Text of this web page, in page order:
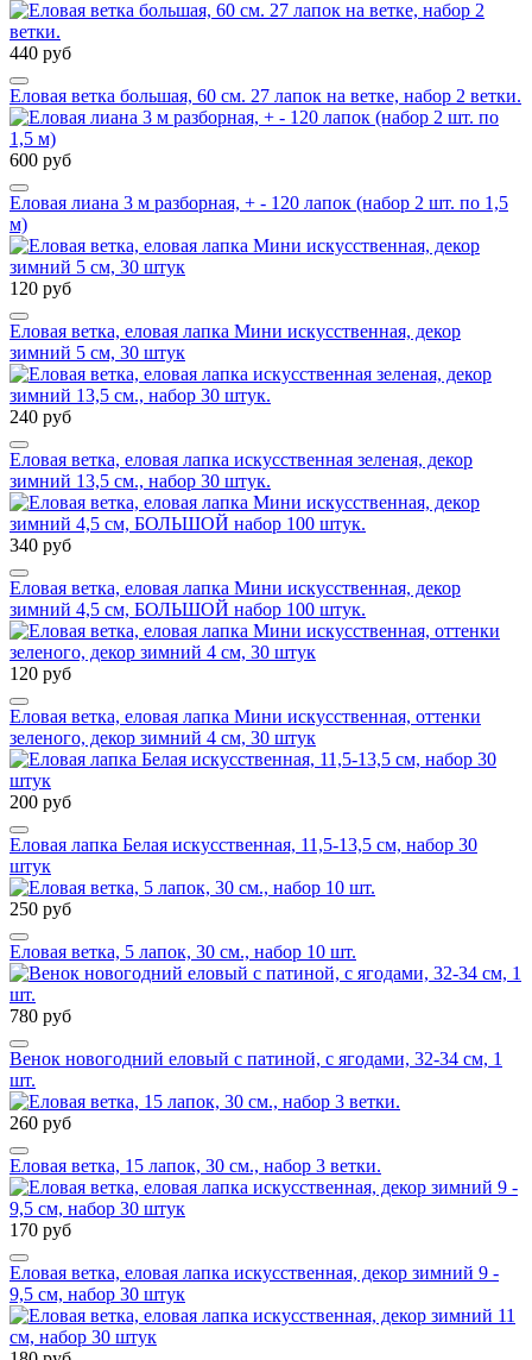
440 руб
Еловая ветка большая, 60 см. 27 лапок на ветке, набор 2 ветки.
600 руб
Еловая лиана 3 м разборная, + - 120 лапок (набор 2 шт. по 1,5
м)
120 руб
Еловая ветка, еловая лапка Мини искусственная, декор
зимний 5 см, 30 штук
240 руб
Еловая ветка, еловая лапка искусственная зеленая, декор
зимний 13,5 см., набор 30 штук.
340 руб
Еловая ветка, еловая лапка Мини искусственная, декор
зимний 4,5 см, БОЛЬШОЙ набор 100 штук.
120 руб
Еловая ветка, еловая лапка Мини искусственная, оттенки
зеленого, декор зимний 4 см, 30 штук
200 руб
Еловая лапка Белая искусственная, 11,5-13,5 см, набор 30
штук
250 руб
Еловая ветка, 5 лапок, 30 см., набор 10 шт.
780 руб
Венок новогодний еловый с патиной, с ягодами, 32-34 см, 1
шт.
260 руб
Еловая ветка, 15 лапок, 30 см., набор 3 ветки.
170 руб
Еловая ветка, еловая лапка искусственная, декор зимний 9 -
9,5 см, набор 30 штук